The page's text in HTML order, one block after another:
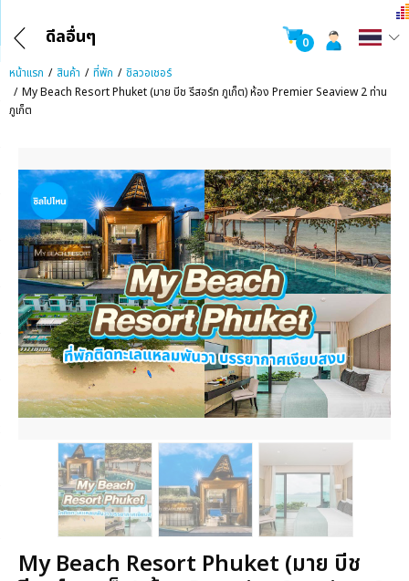
ดีลอื่นๆ
0
หน้าแรก
สินค้า ที่พัก
ชิลวอเชอร์
My Beach Resort Phuket (มาย บีช รีสอร์ท ภูเก็ต) ห้อง Premier Seaview 2 ท่าน
ภูเก็ต
My Beach Resort Phuket (มาย บีช